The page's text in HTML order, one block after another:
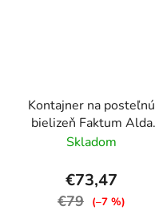
Kontajner na posteľnú
bielizeň Faktum Alda
70X140, Javor Coimbra
Skladom
€73,47
€79 (–7 %)